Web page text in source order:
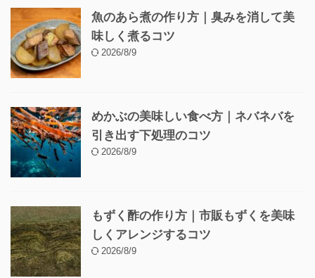
魚のあら煮の作り方｜臭みを消して美
味しく煮るコツ
2026/8/9
めかぶの美味しい食べ方｜ネバネバを
引き出す下処理のコツ
2026/8/9
もずく酢の作り方｜市販もずくを美味
しくアレンジするコツ
2026/8/9